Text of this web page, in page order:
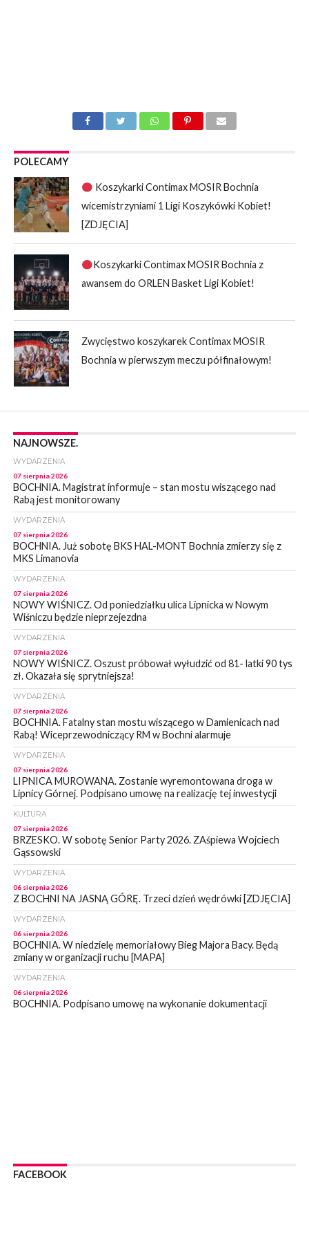
POLECAMY
Koszykarki Contimax MOSIR Bochnia
wicemistrzyniami 1 Ligi Koszykówki Kobiet!
[ZDJĘCIA]
Koszykarki Contimax MOSIR Bochnia z
awansem do ORLEN Basket Ligi Kobiet!
Zwycięstwo koszykarek Contimax MOSIR
Bochnia w pierwszym meczu półfinałowym!
NAJNOWSZE.
WYDARZENIA
07 sierpnia 2026
BOCHNIA. Magistrat informuje – stan mostu wiszącego nad
Rabą jest monitorowany
WYDARZENIA
07 sierpnia 2026
BOCHNIA. Już sobotę BKS HAL-MONT Bochnia zmierzy się z
MKS Limanovia
WYDARZENIA
07 sierpnia 2026
NOWY WIŚNICZ. Od poniedziałku ulica Lipnicka w Nowym
Wiśniczu będzie nieprzejezdna
WYDARZENIA
07 sierpnia 2026
NOWY WIŚNICZ. Oszust próbował wyłudzić od 81- latki 90 tys
zł. Okazała się sprytniejsza!
WYDARZENIA
07 sierpnia 2026
BOCHNIA. Fatalny stan mostu wiszącego w Damienicach nad
Rabą! Wiceprzewodniczący RM w Bochni alarmuje
WYDARZENIA
07 sierpnia 2026
LIPNICA MUROWANA. Zostanie wyremontowana droga w
Lipnicy Górnej. Podpisano umowę na realizację tej inwestycji
KULTURA
07 sierpnia 2026
BRZESKO. W sobotę Senior Party 2026. ZAśpiewa Wojciech
Gąssowski
WYDARZENIA
06 sierpnia 2026
Z BOCHNI NA JASNĄ GÓRĘ. Trzeci dzień wędrówki [ZDJĘCIA]
WYDARZENIA
06 sierpnia 2026
BOCHNIA. W niedzielę memoriałowy Bieg Majora Bacy. Będą
zmiany w organizacji ruchu [MAPA]
WYDARZENIA
06 sierpnia 2026
BOCHNIA. Podpisano umowę na wykonanie dokumentacji
06 sierpnia 2026
BOCHNIA. Dziś w muzeum kolejne spotkanie w ramach
FACEBOOK